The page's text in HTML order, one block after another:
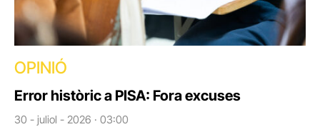
OPINIÓ
Error històric a PISA: Fora excuses
30 - juliol - 2026 · 03:00